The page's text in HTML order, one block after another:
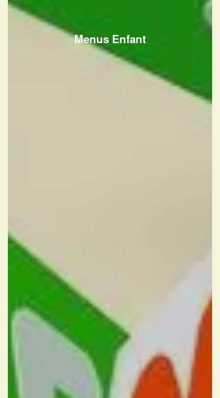
Menus Enfant